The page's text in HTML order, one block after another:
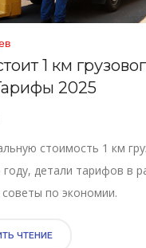
1 км
2025
стоимость 1 км
году, детали тарифов в
советы по экономии.
ЧТЕНИЕ